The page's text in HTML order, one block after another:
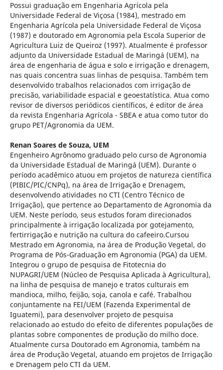
Possui graduação em Engenharia Agrícola pela
Universidade Federal de Viçosa (1984), mestrado em
Engenharia Agrícola pela Universidade Federal de Viçosa
(1987) e doutorado em Agronomia pela Escola Superior de
Agricultura Luiz de Queiroz (1997). Atualmente é professor
adjunto da Universidade Estadual de Maringá (UEM), na
área de engenharia de água e solo e irrigação e drenagem,
nas quais concentra suas linhas de pesquisa. Também tem
desenvolvido trabalhos relacionados com irrigação de
precisão, variabilidade espacial e geoestatística. Atua como
revisor de diversos periódicos científicos, é editor de área
da revista Engenharia Agrícola - SBEA e atua como tutor do
grupo PET/Agronomia da UEM.
Renan Soares de Souza, UEM
Engenheiro Agrônomo graduado pelo curso de Agronomia
da Universidade Estadual de Maringá (UEM). Durante o
período acadêmico atuou em projetos de natureza científica
(PIBIC/PIC/CNPq), na área de Irrigação e Drenagem,
desenvolvendo atividades no CTI (Centro Técnico de
Irrigação), que pertence ao Departamento de Agronomia da
UEM. Neste período, seus estudos foram direcionados
principalmente à irrigação localizada por gotejamento,
fertirrigação e nutrição na cultura do cafeeiro.Cursou
Mestrado em Agronomia, na área de Produção Vegetal, do
Programa de Pós-Graduação em Agronomia (PGA) da UEM.
Integrou o grupo de pesquisa de Fitotecnia do
NUPAGRI/UEM (Núcleo de Pesquisa Aplicada à Agricultura),
na linha de pesquisa de manejo e tratos culturais em
mandioca, milho, feijão, soja, canola e café. Trabalhou
conjuntamente na FEI/UEM (Fazenda Experimental de
Iguatemi), para desenvolver projeto de pesquisa
relacionado ao estudo do efeito de diferentes populações de
plantas sobre componentes de produção do milho doce.
Atualmente cursa Doutorado em Agronomia, também na
área de Produção Vegetal, atuando em projetos de Irrigação
e Drenagem pelo CTI da UEM.